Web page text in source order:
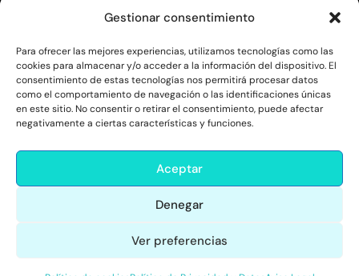
Gestionar consentimiento
Para ofrecer las mejores experiencias, utilizamos tecnologías como las
cookies para almacenar y/o acceder a la información del dispositivo. El
consentimiento de estas tecnologías nos permitirá procesar datos
como el comportamiento de navegación o las identificaciones únicas
en este sitio. No consentir o retirar el consentimiento, puede afectar
negativamente a ciertas características y funciones.
Aceptar
Denegar
Ver preferencias
© comolocuento